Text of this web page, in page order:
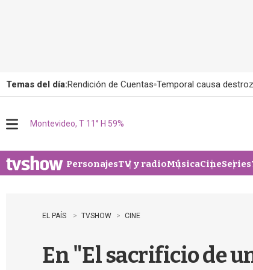
Temas del día:Rendición de Cuentas Temporal causa
u
Montevideo, T 11° H 59%
PersonajesTV y radioMúsicaCineSeries
EL PAÍS TVSHOW CINE
En "El sacrificio de